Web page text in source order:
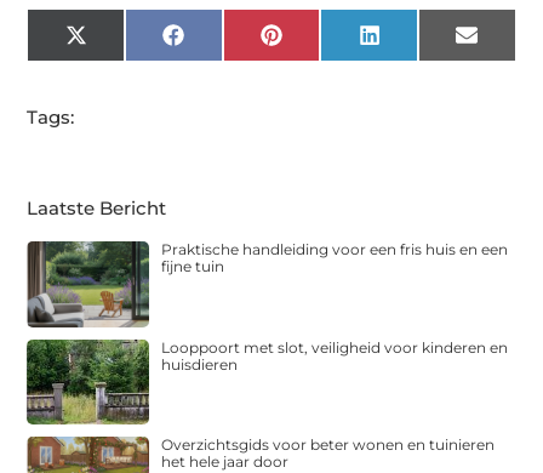
X
(Twitter)
FacebookPinterest LinkedIn Email
Tags:
Laatste Bericht
Praktische handleiding voor een fris huis en een
fijne tuin
Looppoort met slot, veiligheid voor kinderen en
huisdieren
Overzichtsgids voor beter wonen en tuinieren
het hele jaar door